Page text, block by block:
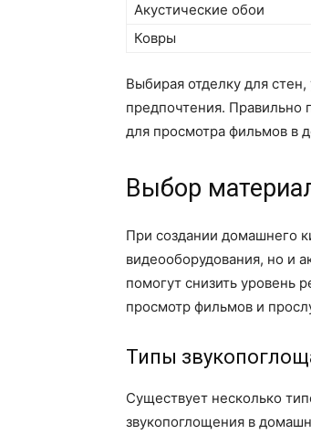
Акустические обои
Ковры
Выбирая отделку для
предпочтения. Правильно
для просмотра фильмов в
Выбор
При создании домашнего
видеооборудования, но и
помогут снизить уровень
просмотр фильмов и
Типы
Существует несколько
звукопоглощения в